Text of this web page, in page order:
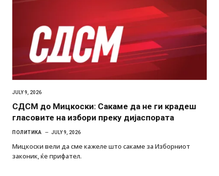
JULY 9, 2026
СДСМ до Мицкоски: Сакаме да не ги крадеш
гласовите на избори преку дијаспората
ПОЛИТИКА JULY 9, 2026
Мицкоски вели да сме кажеле што сакаме за Изборниот
законик, ќе прифател.